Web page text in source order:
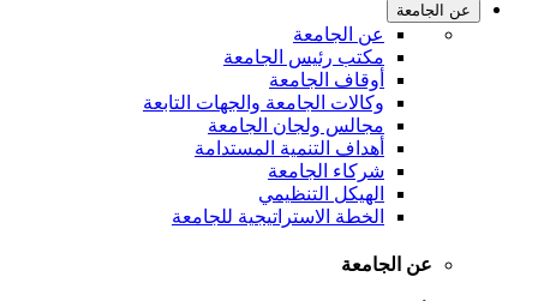
عن الجامعة
عن الجامعة
مكتب رئيس الجامعة
أوقاف الجامعة
وكالات الجامعة والجهات التابعة
مجالس ولجان الجامعة
أهداف التنمية المستدامة
شركاء الجامعة
الهيكل التنظيمي
الخطة الاستراتيجية للجامعة
عن الجامعة